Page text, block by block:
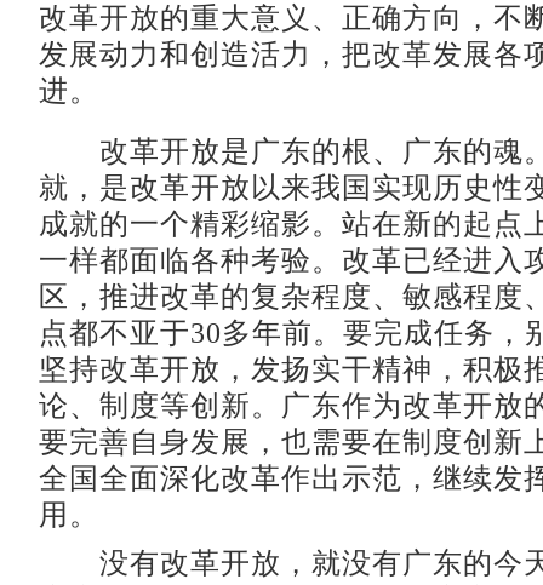
改革开放的重大意义、正确方向，不
发展动力和创造活力，把改革发展各
进。
改革开放是广东的根、广东的魂
就，是改革开放以来我国实现历史性
成就的一个精彩缩影。站在新的起点
一样都面临各种考验。改革已经进入
区，推进改革的复杂程度、敏感程度
点都不亚于30多年前。要完成任务，
坚持改革开放，发扬实干精神，积极
论、制度等创新。广东作为改革开放
要完善自身发展，也需要在制度创新
全国全面深化改革作出示范，继续发
用。
没有改革开放，就没有广东的今